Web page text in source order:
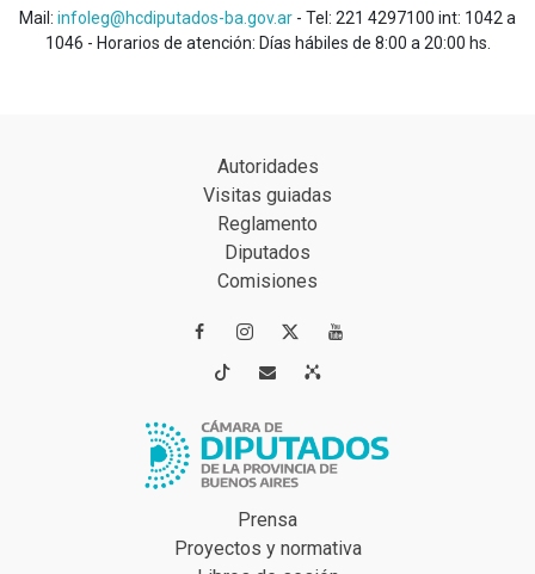
Mail: infoleg@hcdiputados-ba.gov.ar - Tel: 221 4297100 int: 1042 a
1046 - Horarios de atención: Días hábiles de 8:00 a 20:00 hs.
Autoridades
Visitas guiadas
Reglamento
Diputados
Comisiones
 
 
Prensa
Proyectos y normativa